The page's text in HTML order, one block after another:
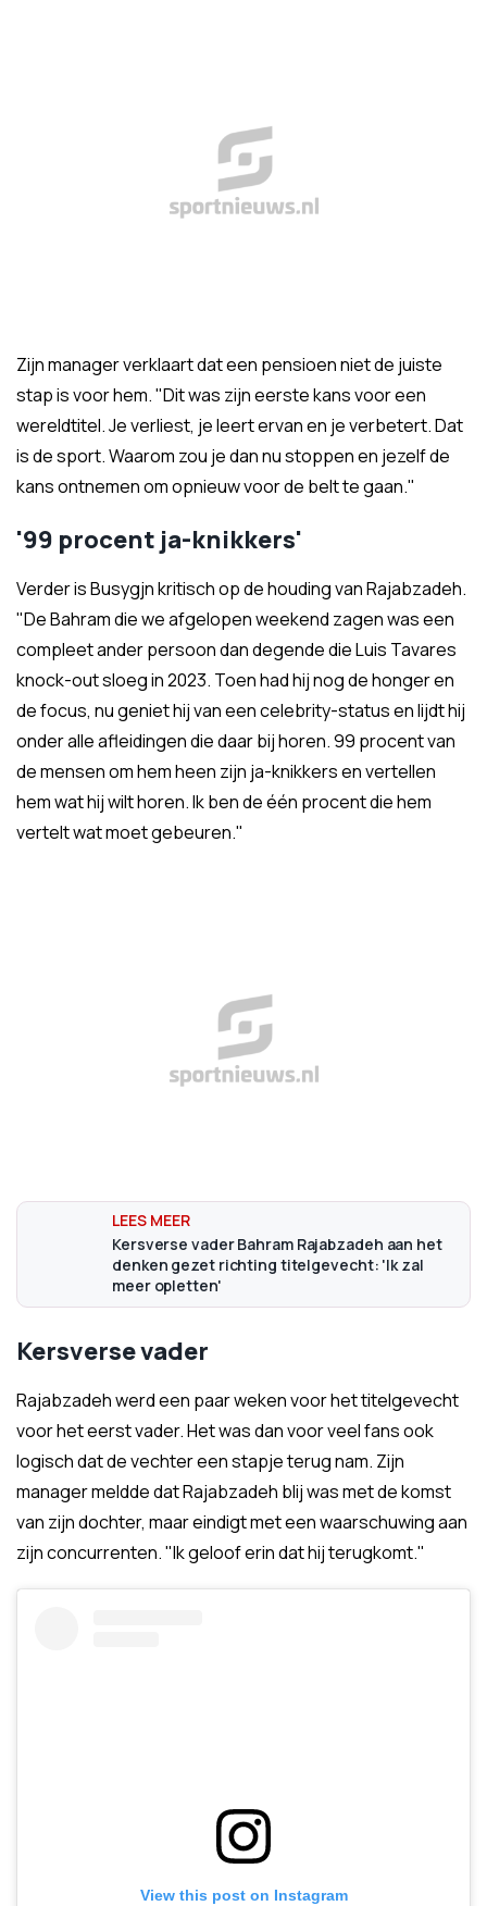
Zijn manager verklaart dat een pensioen niet de juiste
stap is voor hem. "Dit was zijn eerste kans voor een
wereldtitel. Je verliest, je leert ervan en je verbetert. Dat
is de sport. Waarom zou je dan nu stoppen en jezelf de
kans ontnemen om opnieuw voor de belt te gaan."
'99 procent ja-knikkers'
Verder is Busygjn kritisch op de houding van Rajabzadeh.
"De Bahram die we afgelopen weekend zagen was een
compleet ander persoon dan degende die Luis Tavares
knock-out sloeg in 2023. Toen had hij nog de honger en
de focus, nu geniet hij van een celebrity-status en lijdt hij
onder alle afleidingen die daar bij horen. 99 procent van
de mensen om hem heen zijn ja-knikkers en vertellen
hem wat hij wilt horen. Ik ben de één procent die hem
vertelt wat moet gebeuren."
Kersverse vader Bahram Rajabzadeh aan het
denken gezet richting titelgevecht: 'Ik zal
meer opletten'
Kersverse vader
Rajabzadeh werd een paar weken voor het titelgevecht
voor het eerst vader. Het was dan voor veel fans ook
logisch dat de vechter een stapje terug nam. Zijn
manager meldde dat Rajabzadeh blij was met de komst
van zijn dochter, maar eindigt met een waarschuwing aan
zijn concurrenten. "Ik geloof erin dat hij terugkomt.''
View this post on Instagram